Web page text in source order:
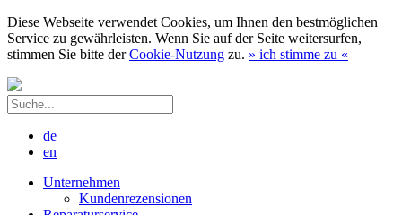
Diese Webseite verwendet Cookies, um Ihnen den bestmöglichen
Service zu gewährleisten. Wenn Sie auf der Seite weitersurfen,
stimmen Sie bitte derCookie-Nutzung zu. » ich stimme zu «
de
en
Unternehmen
Kundenrezensionen